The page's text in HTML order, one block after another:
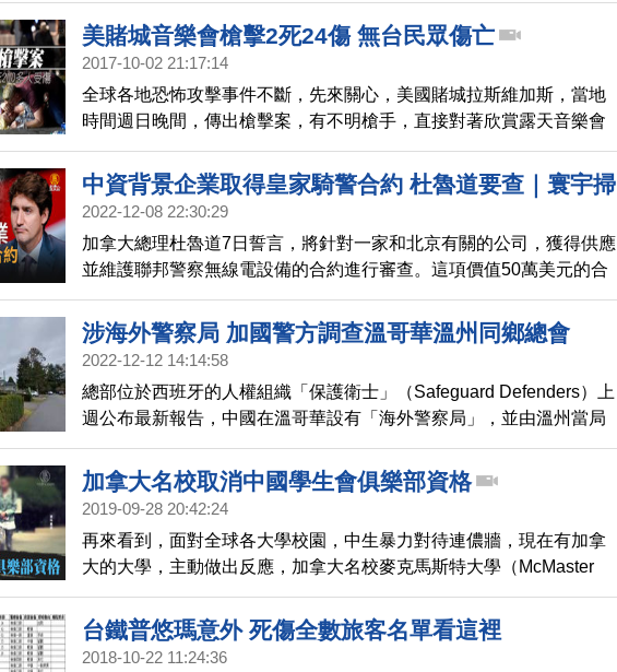
美賭城音樂會槍擊2死24傷 無台民眾傷亡
2017-10-02 21:17:14
全球各地恐怖攻擊事件不斷，先來關心，美國賭城拉斯維加斯，當地
時間週日晚間，傳出槍擊案，有不明槍手，直接對著欣賞露天音樂會
的群眾開槍。
中資背景企業取得皇家騎警合約 杜魯道要查｜寰宇掃
描
2022-12-08 22:30:29
加拿大總理杜魯道7日誓言，將針對一家和北京有關的公司，獲得供應
並維護聯邦警察無線電設備的合約進行審查。這項價值50萬美元的合
約，被中國海能達通信(Hytera Communications)控股的加拿大公司
Sinclair Technologies拿下。杜魯道認為這令人不安，將會持續跟進此
事。
涉海外警察局 加國警方調查溫哥華溫州同鄉總會
2022-12-12 14:14:58
總部位於西班牙的人權組織「保護衛士」（Safeguard Defenders）上
週公布最新報告，中國在溫哥華設有「海外警察局」，並由溫州當局
運營。加拿大皇家騎警周末立刻赴溫州同鄉總會所和附近社區進行調
查。
加拿大名校取消中國學生會俱樂部資格
2019-09-28 20:42:24
再來看到，面對全球各大學校園，中生暴力對待連儂牆，現在有加拿
大的大學，主動做出反應，加拿大名校麥克馬斯特大學（McMaster
University）學生代表大會最近投票，撤銷了校內「中國學生學者聯誼
會」俱樂部資格。
台鐵普悠瑪意外 死傷全數旅客名單看這裡
2018-10-22 11:24:36